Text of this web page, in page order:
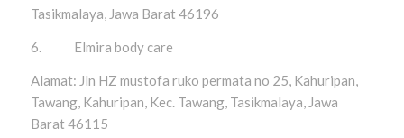
Tasikmalaya, Jawa Barat 46196
6. Elmira body care
Alamat: Jln HZ mustofa ruko permata no 25, Kahuripan,
Tawang, Kahuripan, Kec. Tawang, Tasikmalaya, Jawa
Barat 46115